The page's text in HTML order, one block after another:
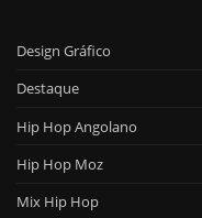
Design Gráfico
Destaque
Hip Hop Angolano
Hip Hop Moz
Mix Hip Hop